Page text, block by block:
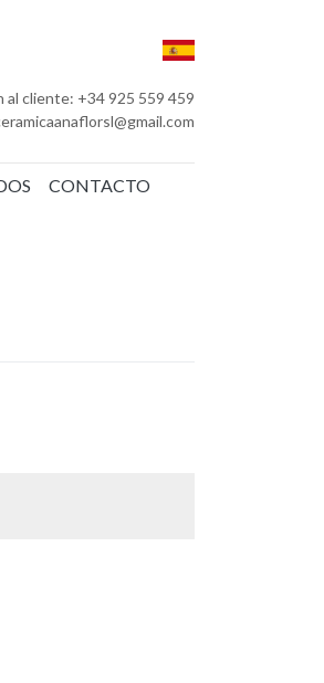
al cliente: +34 925 559 459
CONTACTO